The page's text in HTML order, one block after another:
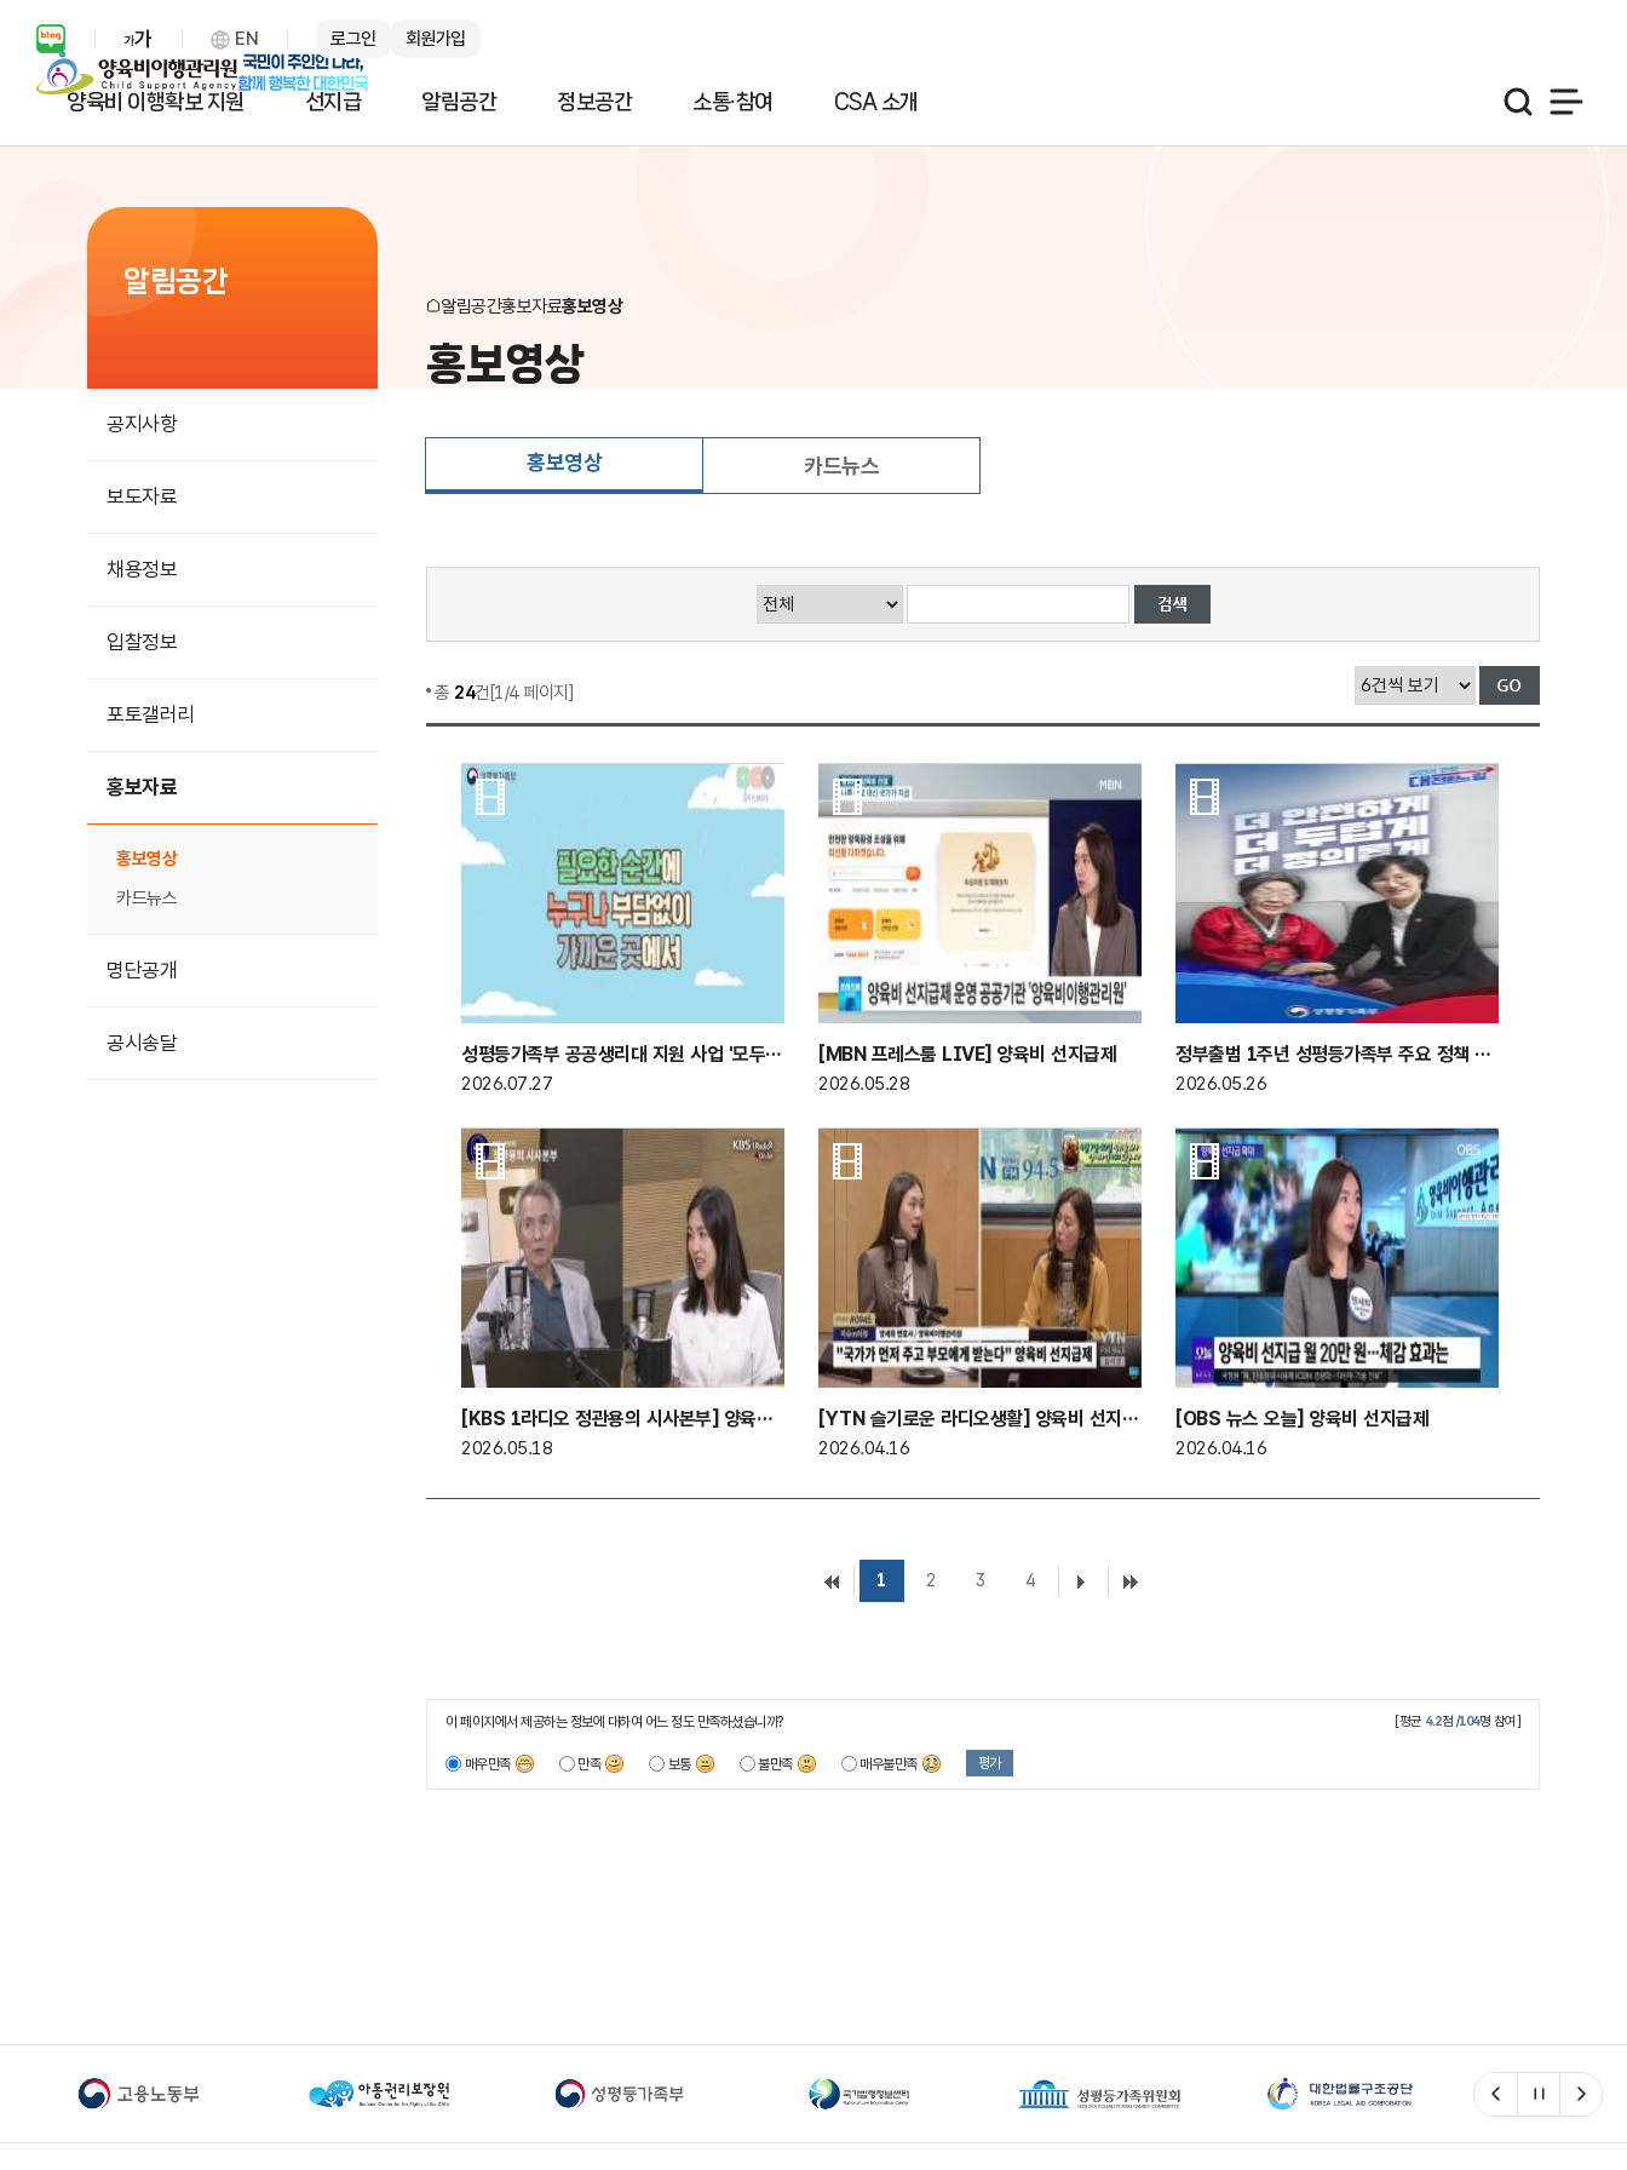
보통 화면 확대 설정 열기
EN 로그인 회원가입
양육비 이행확보 지원 선지급 알림공간 정보공간 소통·참여 CSA 소개
검색
사이트맵
알림공간
공지사항
보도자료
채용정보
입찰정보
포토갤러리
홍보자료
홍보영상
카드뉴스
명단공개
공시송달
홍보영상
알림공간홍보자료홍보영상
홍보영상 카드뉴스
총 24건[1/4 페이지]
성평등가족부 공공생리대 지원 사업 '모두의 생리대'
2026.07.27
[MBN 프레스룸 LIVE] 양육비 선지급제
2026.05.28
정부출범 1주년 성평등가족부 주요 정책 성과
2026.05.26
[KBS 1라디오 정관용의 시사본부] 양육비 선지급제
2026.05.18
[YTN 슬기로운 라디오생활] 양육비 선지급제
2026.04.16
[OBS 뉴스 오늘] 양육비 선지급제
2026.04.16
1 2 3 4
이 페이지에서 제공하는 정보에 대하여 어느 정도 만족하셨습니까? [평균 4.2점 /104명 참여]
매우만족 만족 보통 불만족 매우불만족 평가
이전 일시정지다음